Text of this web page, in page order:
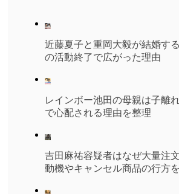
近藤夏子と重岡大毅が結婚す
の活動終了で広がった理由
レインボー池田の母親は子離
で心配される理由を整理
吉田麻祐容疑者はなぜ大量注
動機やキャンセル商品の行方